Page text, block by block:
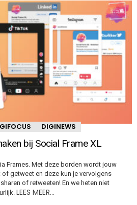
DIGINEWS
bij Social Frame XL
Frames. Met deze borden wordt jouw
getweet en deze kun je vervolgens
of retweeten! En we heten niet
LEES MEER…